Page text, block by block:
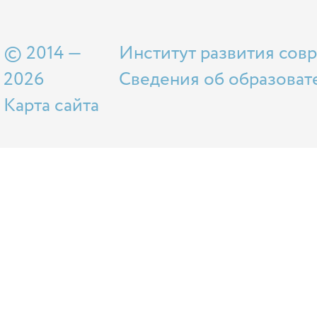
© 2014 —
2026
Карта сайта
Институт развития
Сведения об